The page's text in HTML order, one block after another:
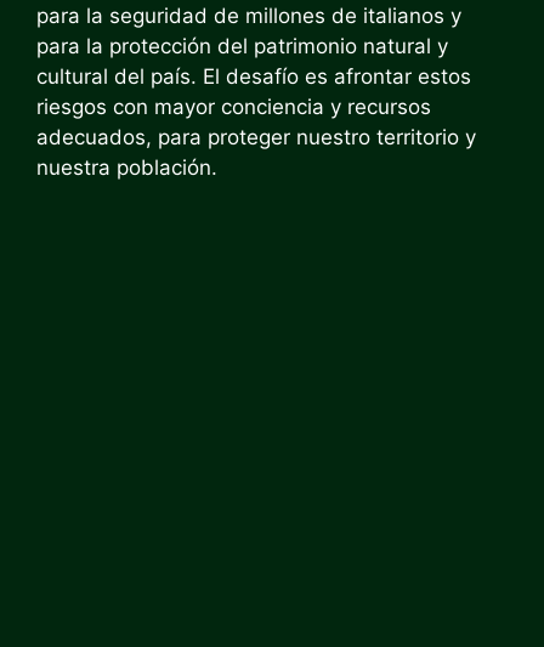
para la seguridad de millones de italianos y
para la protección del patrimonio natural y
cultural del país. El desafío es afrontar estos
riesgos con mayor conciencia y recursos
adecuados, para proteger nuestro territorio y
nuestra población.